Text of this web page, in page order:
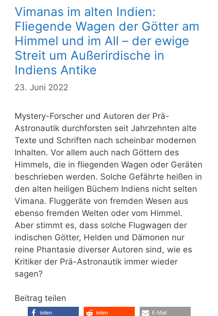
Vimanas im alten Indien:
Fliegende Wagen der Götter am
Himmel und im All – der ewige
Streit um Außerirdische in
Indiens Antike
23. Juni 2022
Mystery-Forscher und Autoren der Prä-
Astronautik durchforsten seit Jahrzehnten alte
Texte und Schriften nach scheinbar modernen
Inhalten. Vor allem auch nach Göttern des
Himmels, die in fliegenden Wagen oder Geräten
beschrieben werden. Solche Gefährte heißen in
den alten heiligen Büchern Indiens nicht selten
Vimana. Fluggeräte von fremden Wesen aus
ebenso fremden Welten oder vom Himmel.
Aber stimmt es, dass solche Flugwagen der
indischen Götter, Helden und Dämonen nur
reine Phantasie diverser Autoren sind, wie es
Kritiker der Prä-Astronautik immer wieder
sagen?
Beitrag teilen
teilen teilen E-Mail